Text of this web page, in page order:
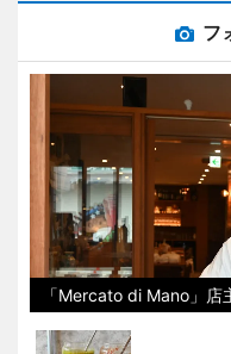
フ
「Mercato di Mano」店